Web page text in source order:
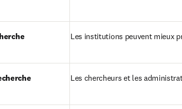
Les institutions peuvent mieux
Les chercheurs et les